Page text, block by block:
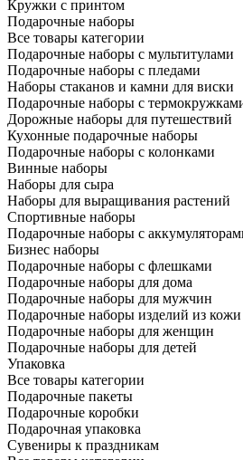
Кружки с принтом
Подарочные наборы
Все товары категории
Подарочные наборы с мультитулами
Подарочные наборы с пледами
Наборы стаканов и камни для виски
Подарочные наборы с
Дорожные наборы для путешествий
Кухонные подарочные наборы
Подарочные наборы с колонками
Винные наборы
Наборы для сыра
Наборы для выращивания растений
Спортивные наборы
Подарочные наборы с
Бизнес наборы
Подарочные наборы с флешками
Подарочные наборы для дома
Подарочные наборы для мужчин
Подарочные наборы изделий из
Подарочные наборы для женщин
Подарочные наборы для детей
Упаковка
Все товары категории
Подарочные пакеты
Подарочные коробки
Подарочная упаковка
Сувениры к праздникам